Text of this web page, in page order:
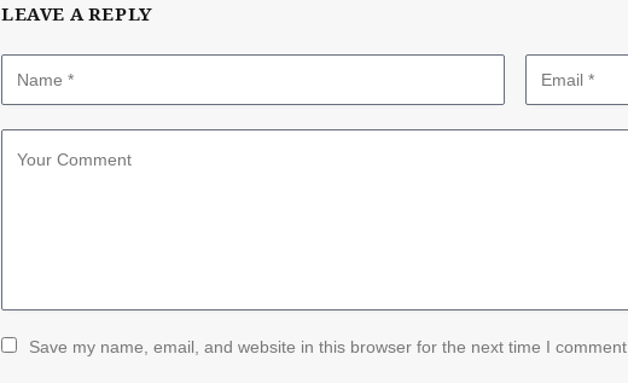
LEAVE A REPLY
Save my name, email, and website in this browser for the next time I comment.